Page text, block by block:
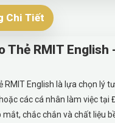
Chi Tiết
Thẻ RMIT English
RMIT English là lựa chọn lý
các cá nhân làm việc tại
mắt, chắc chắn và chất liệu